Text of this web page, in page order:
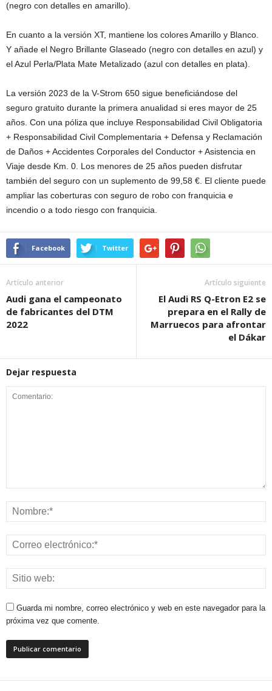
(negro con detalles en amarillo).
En cuanto a la versión XT, mantiene los colores Amarillo y Blanco.
Y añade el Negro Brillante Glaseado (negro con detalles en azul) y
el Azul Perla/Plata Mate Metalizado (azul con detalles en plata).
La versión 2023 de la V-Strom 650 sigue beneficiándose del
seguro gratuito durante la primera anualidad si eres mayor de 25
años. Con una póliza que incluye Responsabilidad Civil Obligatoria
+ Responsabilidad Civil Complementaria + Defensa y Reclamación
de Daños + Accidentes Corporales del Conductor + Asistencia en
Viaje desde Km. 0. Los menores de 25 años pueden disfrutar
también del seguro con un suplemento de 99,58 €. El cliente puede
ampliar las coberturas con seguro de robo con franquicia e
incendio o a todo riesgo con franquicia.
Facebook Twitter
Artículo anterior
Audi gana el campeonato
de fabricantes del DTM
2022
Artículo siguiente
El Audi RS Q-Etron E2 se
prepara en el Rally de
Marruecos para afrontar
el Dákar
Dejar respuesta
Guarda mi nombre, correo electrónico y web en este navegador para la
próxima vez que comente.